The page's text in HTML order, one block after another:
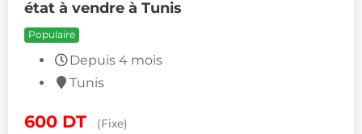
état à vendre à Tunis
Populaire
Depuis 4 mois
Tunis
600 DT (Fixe)